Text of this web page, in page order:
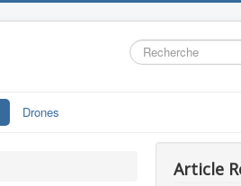
Rechercher
Drones
Article